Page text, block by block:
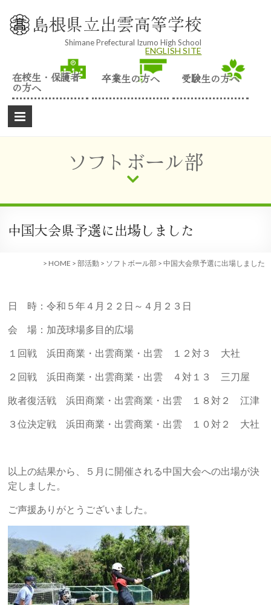
content 島根県立出雲高等学校
Shimane Prefectural Izumo High School
ENGLISH SITE
在校生・保護者
の方へ
卒業生の方へ 受験生の方へ
ソフトボール部
中国大会県予選に出場しました
> HOME > 部活動 > ソフトボール部 > 中国大会県予選に出場しました
日 時：令和５年４月２２日～４月２３日
会 場： 加茂球場多目的広場
１回戦浜田商業・出雲商業・出雲 １２対３ 大社
２回戦浜田商業・出雲商業・出雲 ４対１３ 三刀屋
敗者復活戦 浜田商業・出雲商業・出雲 １８対２ 江津
３位決定戦浜田商業・出雲商業・出雲 １０対２ 大社
以上の結果から、５月に開催される中国大会への出場が決
定しました。
ご声援ありがとうございました。